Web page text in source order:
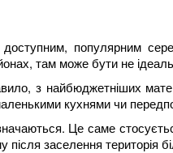
популярним
там може бути не
з найбюджетніших
кухнями чи
Це саме
після заселення територія